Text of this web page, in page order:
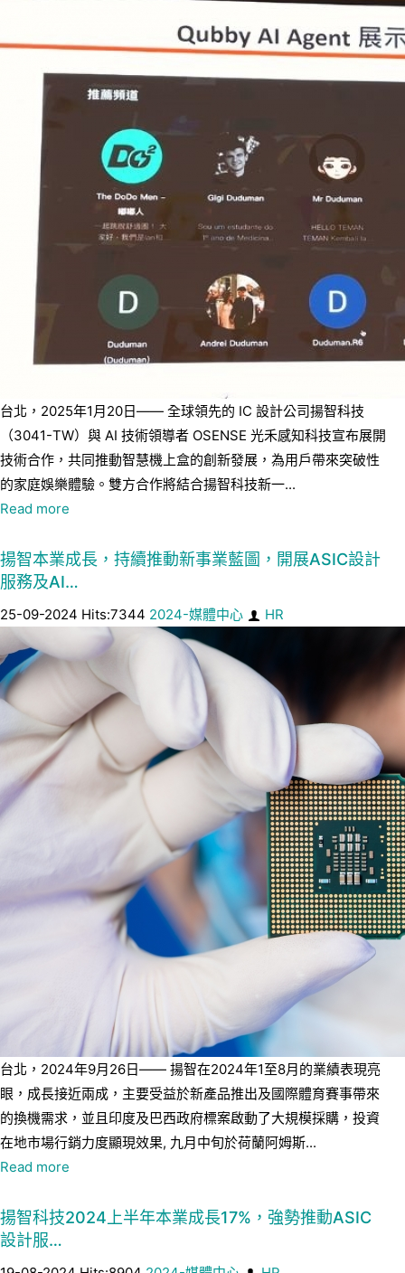
台北，2025年1月20日—— 全球領先的 IC 設計公司揚智科技
（3041-TW）與 AI 技術領導者 OSENSE 光禾感知科技宣布展開
技術合作，共同推動智慧機上盒的創新發展，為用戶帶來突破性
的家庭娛樂體驗。雙方合作將結合揚智科技新一...
Read more
揚智本業成長，持續推動新事業藍圖，開展ASIC設計
服務及AI…
25-09-2024 Hits:7344 2024-媒體中心 HR
台北，2024年9月26日—— 揚智在2024年1至8月的業績表現亮
眼，成長接近兩成，主要受益於新產品推出及國際體育賽事帶來
的換機需求，並且印度及巴西政府標案啟動了大規模採購，投資
在地市場行銷力度顯現效果, 九月中旬於荷蘭阿姆斯...
Read more
揚智科技2024上半年本業成長17%，強勢推動ASIC
設計服…